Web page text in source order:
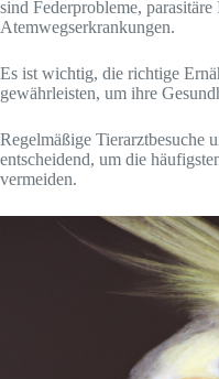
sind Federprobleme,
Atemwegserkrankungen.
Es ist wichtig, die richtige
gewährleisten, um ihre
Regelmäßige Tierarztbesuche
entscheidend, um die
vermeiden.